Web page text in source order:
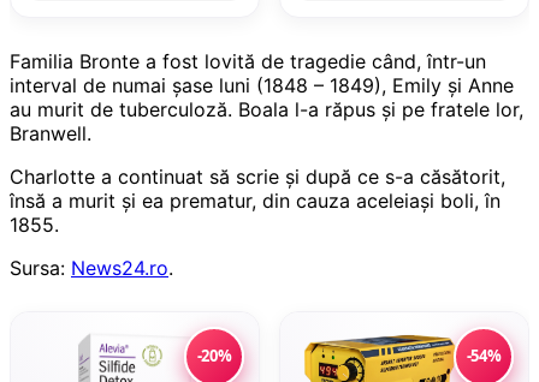
Familia Bronte a fost lovită de tragedie când, într-un
interval de numai şase luni (1848 – 1849), Emily şi Anne
au murit de tuberculoză. Boala l-a răpus şi pe fratele lor,
Branwell.
Charlotte a continuat să scrie şi după ce s-a căsătorit,
însă a murit şi ea prematur, din cauza aceleiaşi boli, în
1855.
Sursa: News24.ro.
-20% -54%